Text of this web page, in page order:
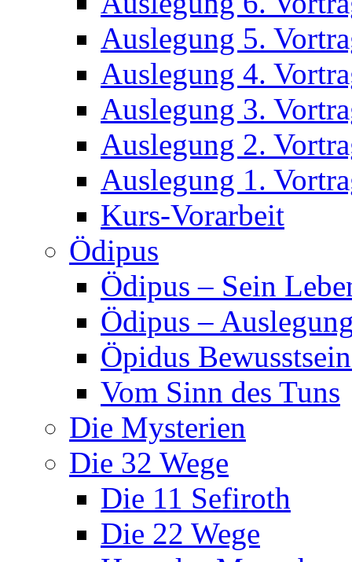
Auslegung 5.
Auslegung 4.
Auslegung 3.
Auslegung 2.
Auslegung 1.
Kurs-Vorarbeit
Ödipus
Ödipus – Sein
Ödipus –
Öpidus
Vom Sinn des Tuns
Die Mysterien
Die 32 Wege
Die 11 Sefiroth
Die 22 Wege